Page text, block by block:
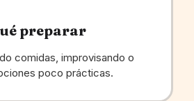
preparar
comidas, improvisando o
poco prácticas.